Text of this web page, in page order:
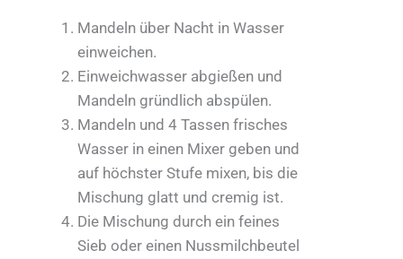
Mandeln über Nacht in Wasser
einweichen.
Einweichwasser abgießen und
Mandeln gründlich abspülen.
Mandeln und 4 Tassen frisches
Wasser in einen Mixer geben und
auf höchster Stufe mixen, bis die
Mischung glatt und cremig ist.
Die Mischung durch ein feines
Sieb oder einen Nussmilchbeutel